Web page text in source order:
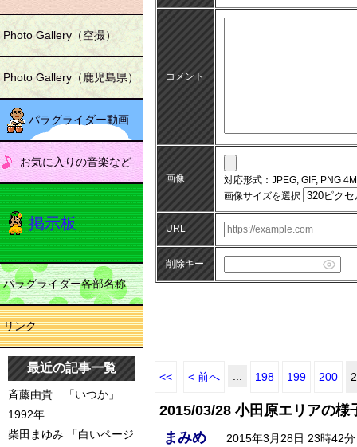
コメント
画像
対応形式：JPEG, GIF, PNG
画像サイズを選択
URL
削除キー
<< < 前へ 198 199 200
2015/03/28 小田原エリアの様
まみめ
2015年3月28日 23時42分
Photo Gallery（空撮）
Photo Gallery（鹿児島県）
パラグライダー動画
お気に入りの音楽など
掲示板
パラグライダー各部名称
リンク
最近の記事一覧
斉藤由貴 「いつか」
1992年
柴田まゆみ 「白いページ